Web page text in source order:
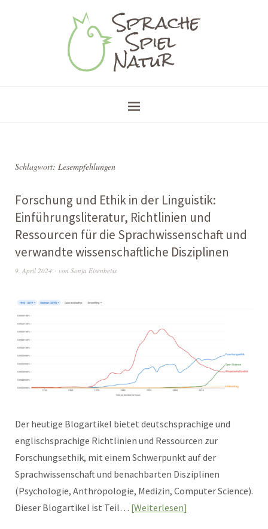
Schlagwort: Lesempfehlungen
Forschung und Ethik in der Linguistik:
Einführungsliteratur, Richtlinien und
Ressourcen für die Sprachwissenschaft und
verwandte wissenschaftliche Disziplinen
9. April 2024 von Sonja Eisenbeiss
Der heutige Blogartikel bietet deutschsprachige und
englischsprachige Richtlinien und Ressourcen zur
Forschungsethik, mit einem Schwerpunkt auf der
Sprachwissenschaft und benachbarten Disziplinen
(Psychologie, Anthropologie, Medizin, Computer Science).
Dieser Blogartikel ist Teil… Weiterlesen